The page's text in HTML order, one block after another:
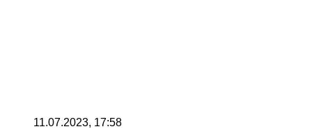
11.07.2023, 17:58